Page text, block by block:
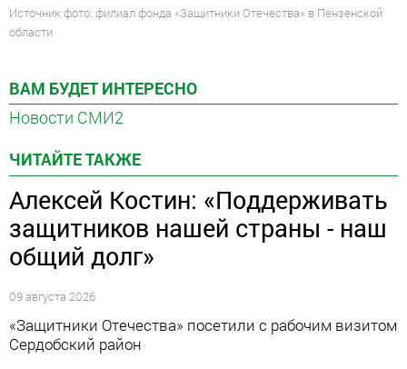
Источник фото: филиал фонда «Защитники Отечества» в Пензенской
области
ВАМ БУДЕТ ИНТЕРЕСНО
Новости СМИ2
ЧИТАЙТЕ ТАКЖЕ
Алексей Костин: «Поддерживать
защитников нашей страны - наш
общий долг»
09 августа 2026
«Защитники Отечества» посетили с рабочим визитом
Сердобский район